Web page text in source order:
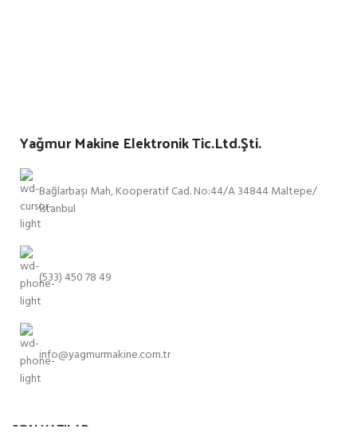
Yağmur Makine Elektronik Tic.Ltd.Şti.
Bağlarbaşı Mah, Kooperatif Cad. No:44/A 34844 Maltepe/
İstanbul
(533) 450 78 49
info@yagmurmakine.com.tr
SON YAZILAR